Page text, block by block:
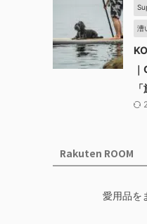
漕
Rakuten ROOM
愛用品を